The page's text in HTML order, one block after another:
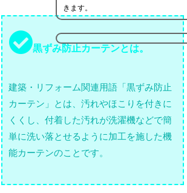
きます。
黒ずみ防止カーテンとは。
建築・リフォーム関連用語「黒ずみ防止
カーテン」とは、汚れやほこりを付きに
くくし、付着した汚れが洗濯機などで簡
単に洗い落とせるように加工を施した機
能カーテンのことです。